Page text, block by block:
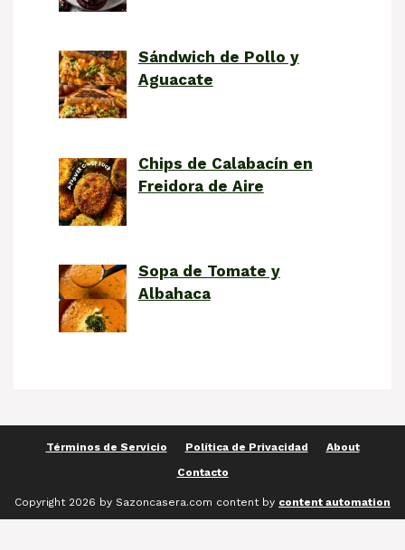
Sándwich de Pollo y
Aguacate
Chips de Calabacín en
Freidora de Aire
Sopa de Tomate y
Albahaca
Términos de Servicio Política de Privacidad
About
Contacto
Copyright 2026 by Sazoncasera.com content by content automation